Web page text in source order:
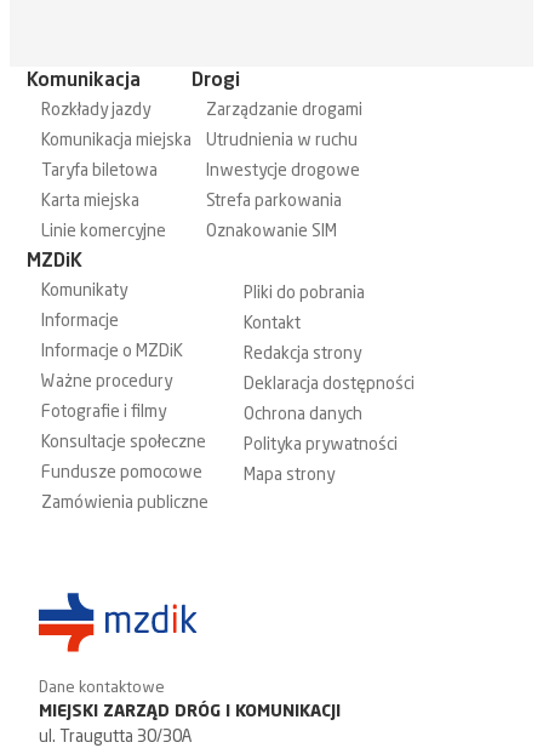
Komunikacja
Rozkłady jazdy
Komunikacja miejska
Taryfa biletowa
Karta miejska
Linie komercyjne
Drogi
Zarządzanie drogami
Utrudnienia w ruchu
Inwestycje drogowe
Strefa parkowania
Oznakowanie SIM
MZDiK
Komunikaty
Informacje
Informacje o MZDiK
Ważne procedury
Fotografie i filmy
Konsultacje społeczne
Fundusze pomocowe
Zamówienia publiczne
Pliki do pobrania
Kontakt
Redakcja strony
Deklaracja dostępności
Ochrona danych
Polityka prywatności
Mapa strony
Dane kontaktowe
MIEJSKI ZARZĄD DRÓG I KOMUNIKACJI
ul. Traugutta 30/30A